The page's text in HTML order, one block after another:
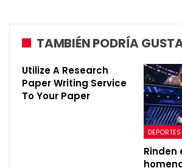
TAMBIÉN PODRÍA
Utilize A Research
Paper Writing Service
To Your Paper
DEPORTES
Rinden